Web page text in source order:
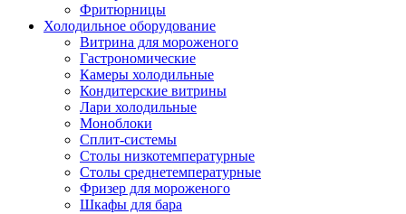
Фритюрницы
Холодильное оборудование
Витрина для мороженого
Гастрономические
Камеры холодильные
Кондитерские витрины
Лари холодильные
Моноблоки
Сплит-системы
Столы низкотемпературные
Столы среднетемпературные
Фризер для мороженого
Шкафы для бара